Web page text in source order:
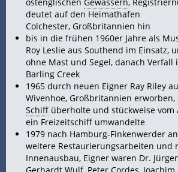
deutet auf den Heimathafen
Colchester, Großbritannien hin
bis in die frühen 1960er Jahre als
Roy Leslie aus Southend im Einsatz,
ohne Mast und Segel, danach Verfall
Barling Creek
1965 durch neuen Eigner Ray Riley
Wivenhoe, Großbritannien erworben,
Schiff überholte und stückweise
ein Freizeitschiff umwandelte
1979 nach Hamburg-Finkenwerder
weitere Restaurierungsarbeiten und
Innenausbau, Eigner waren Dr.
Gerhardt Wulf, Peter Cordes,